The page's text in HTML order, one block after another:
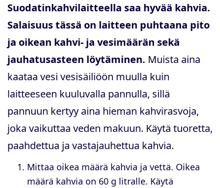
Suodatinkahvilaitteella saa hyvää kahvia.
Salaisuus tässä on laitteen puhtaana pito
ja oikean kahvi- ja vesimäärän sekä
jauhatusasteen löytäminen. Muista aina
kaataa vesi vesisäiliöön muulla kuin
laitteeseen kuuluvalla pannulla, sillä
pannuun kertyy aina hieman kahvirasvoja,
joka vaikuttaa veden makuun. Käytä tuoretta,
paahdettua ja vastajauhettua kahvia.
Mittaa oikea määrä kahvia ja vettä. Oikea
määrä kahvia on 60 g litralle. Käytä